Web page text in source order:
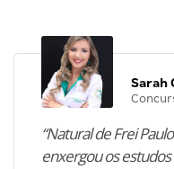
Sarah
“Natural de Frei
enxergou os